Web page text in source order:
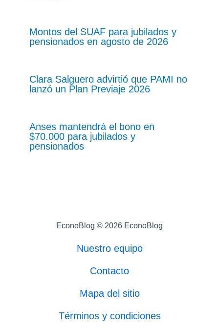
Montos del SUAF para jubilados y
pensionados en agosto de 2026
Clara Salguero advirtió que PAMI no
lanzó un Plan Previaje 2026
Anses mantendrá el bono en
$70.000 para jubilados y
pensionados
EconoBlog © 2026 EconoBlog
Nuestro equipo
Contacto
Mapa del sitio
Términos y condiciones